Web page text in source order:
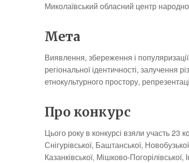
Миколаївський обласний центр
Мета
Виявлення, збереження і
регіональної ідентичності, залучення
етнокультурного простору,
Про конкурс
Цього року в конкурсі взяли участь 23
Снігурівської, Баштанської,
Казанківської, Мішково-Погорілівської,